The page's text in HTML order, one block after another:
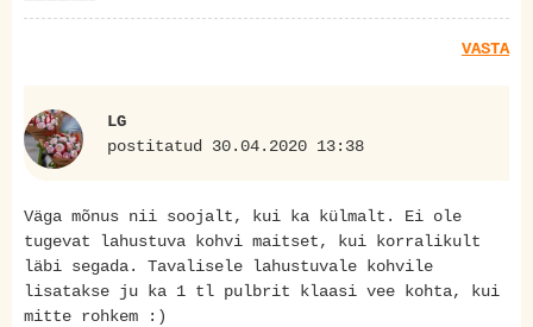
VASTA
LG
postitatud 30.04.2020 13:38
Väga mõnus nii soojalt, kui ka külmalt. Ei ole
tugevat lahustuva kohvi maitset, kui korralikult
läbi segada. Tavalisele lahustuvale kohvile
lisatakse ju ka 1 tl pulbrit klaasi vee kohta, kui
mitte rohkem :)